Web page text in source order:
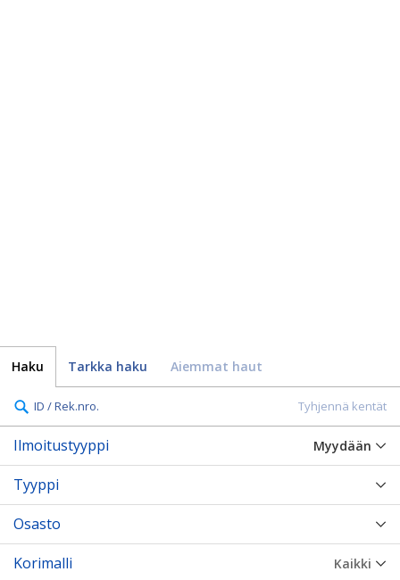
Haku Tarkka haku Aiemmat haut
Tyhjennä kentät
ID / Rek.nro.
Myydään
Ilmoitustyyppi
Tyyppi
Osasto
Kaikki
Korimalli